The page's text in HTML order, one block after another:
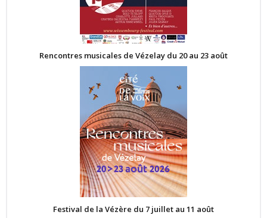
Rencontres musicales de Vézelay du 20 au 23 août
Festival de la Vézère du 7 juillet au 11 août